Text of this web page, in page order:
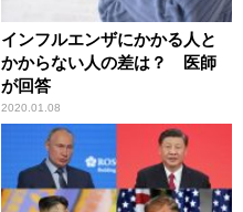
インフルエンザにかかる人と
かからない人の差は？ 医師
が回答
2020.01.08